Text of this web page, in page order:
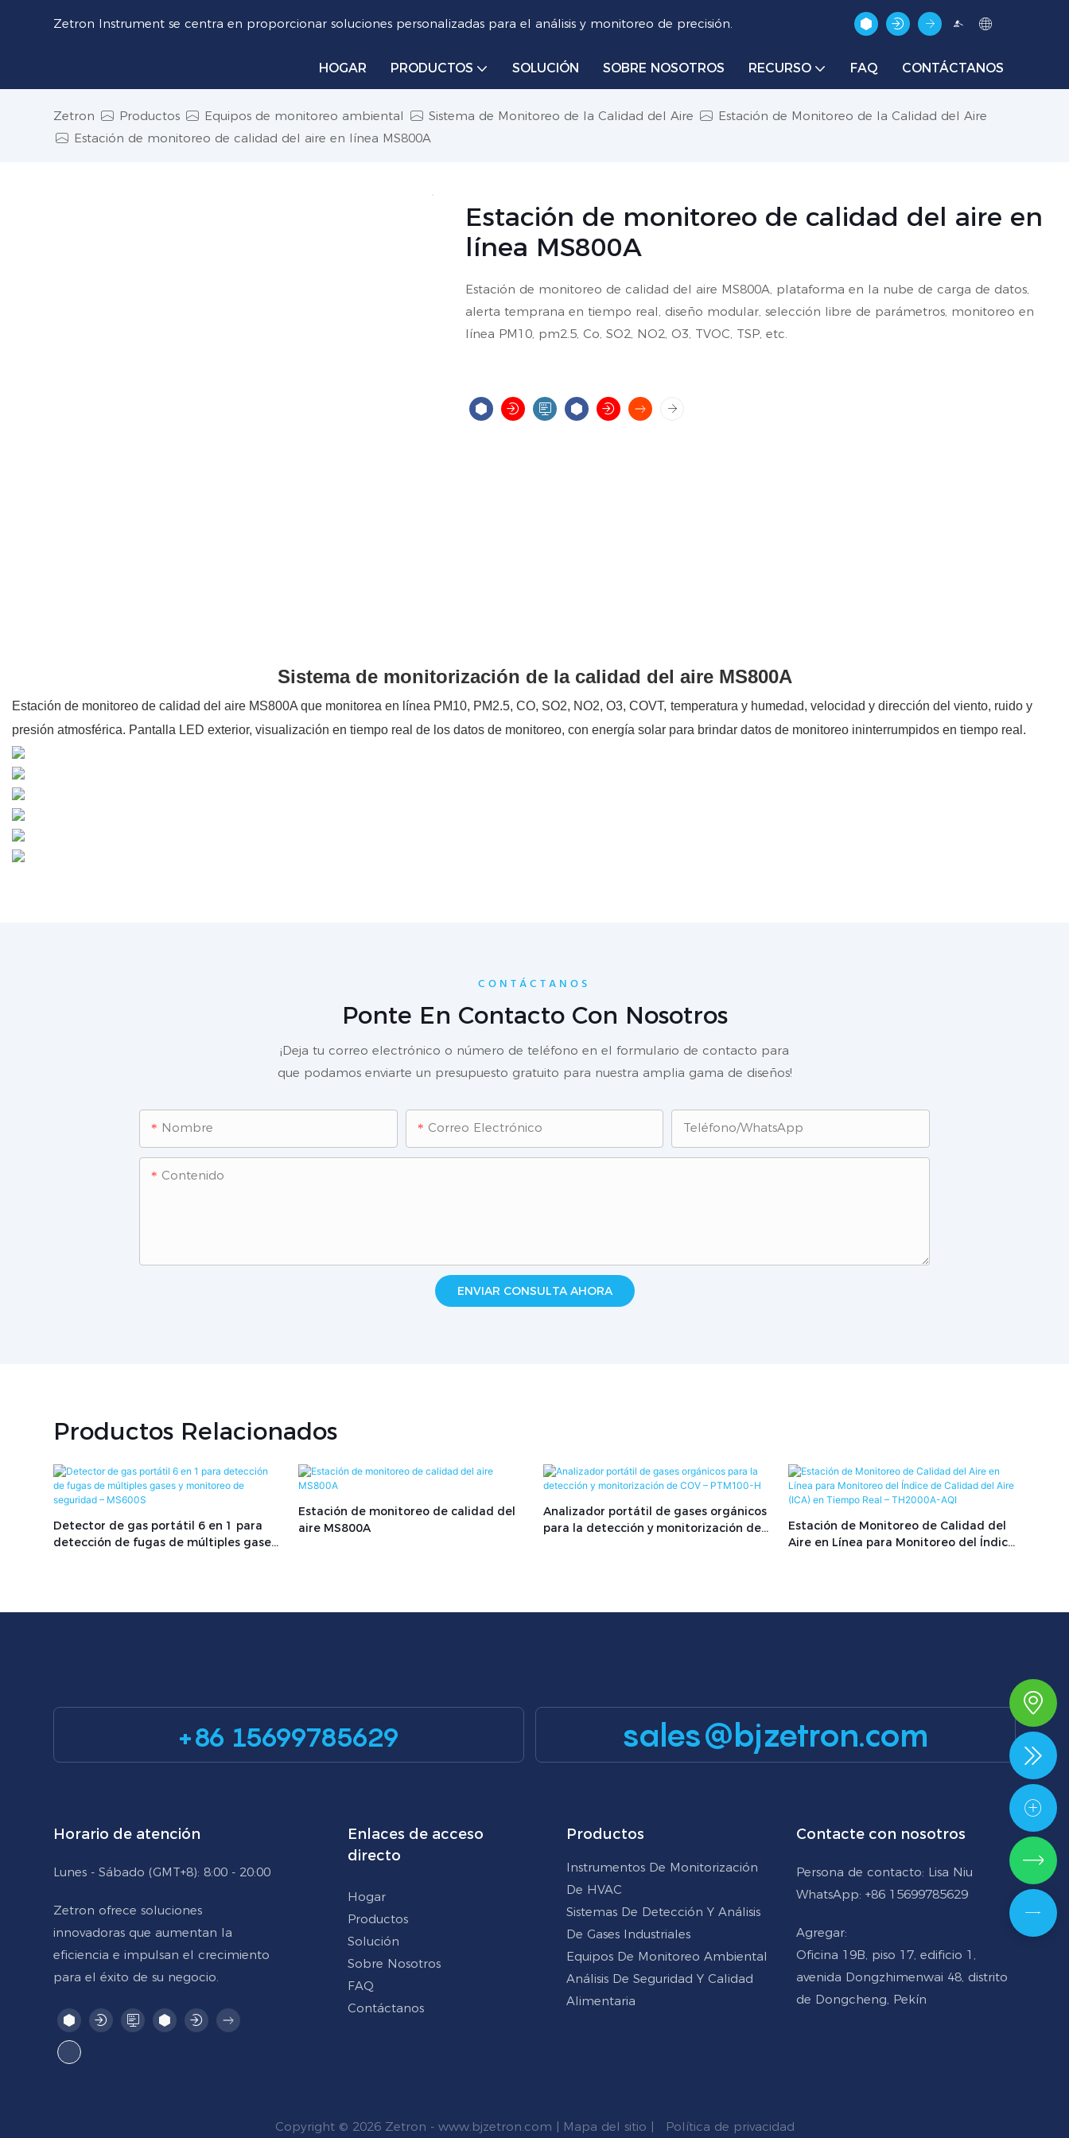
Zetron Instrument se centra en proporcionar soluciones personalizadas para el análisis y monitoreo de precisión.
HOGAR PRODUCTOS SOLUCIÓN SOBRE NOSOTROS RECURSO FAQ CONTÁCTANOS
Zetron Productos Equipos de monitoreo ambiental Sistema de Monitoreo de la Calidad del Aire
Estación de Monitoreo de la Calidad del Aire
Estación de monitoreo de calidad del aire en línea MS800A
Estación de monitoreo de calidad del aire en
línea MS800A
Estación de monitoreo de calidad del aire MS800A, plataforma en la nube de carga de datos,
alerta temprana en tiempo real, diseño modular, selección libre de parámetros, monitoreo en
línea PM10, pm2.5, Co, SO2, NO2, O3, TVOC, TSP, etc.
Sistema de monitorización de la calidad del aire MS800A
Estación de monitoreo de calidad del aire MS800A que monitorea en línea PM10, PM2.5, CO, SO2, NO2, O3, COVT, temperatura y humedad, velocidad y dirección del viento, ruido y
presión atmosférica. Pantalla LED exterior, visualización en tiempo real de los datos de monitoreo, con energía solar para brindar datos de monitoreo ininterrumpidos en tiempo real.
CONTÁCTANOS
Ponte En Contacto Con Nosotros
¡Deja tu correo electrónico o número de teléfono en el formulario de contacto para
que podamos enviarte un presupuesto gratuito para nuestra amplia gama de diseños!
Nombre Correo Electrónico Teléfono/WhatsApp
Contenido
ENVIAR CONSULTA AHORA
Productos Relacionados
Detector de gas portátil 6 en 1 para
detección de fugas de múltiples gases
Estación de monitoreo de calidad del
aire MS800A
Analizador portátil de gases orgánicos
para la detección y monitorización de
Estación de Monitoreo de Calidad del
Aire en Línea para Monitoreo del Índice
+86 15699785629 sales@bjzetron.com
Horario de atención
Lunes - Sábado (GMT+8): 8:00 - 20:00
Zetron ofrece soluciones
innovadoras que aumentan la
eficiencia e impulsan el crecimiento
para el éxito de su negocio.
Enlaces de acceso
directo
Hogar
Productos
Solución
Sobre Nosotros
FAQ
Contáctanos
Productos
Instrumentos De Monitorización
De HVAC
Sistemas De Detección Y Análisis
De Gases Industriales
Equipos De Monitoreo Ambiental
Análisis De Seguridad Y Calidad
Alimentaria
Contacte con nosotros
Persona de contacto: Lisa Niu
WhatsApp: +86 15699785629
Agregar:
Oficina 19B, piso 17, edificio 1,
avenida Dongzhimenwai 48, distrito
de Dongcheng, Pekín
Copyright © 2026 Zetron - www.bjzetron.com Mapa del sitio Política de privacidad